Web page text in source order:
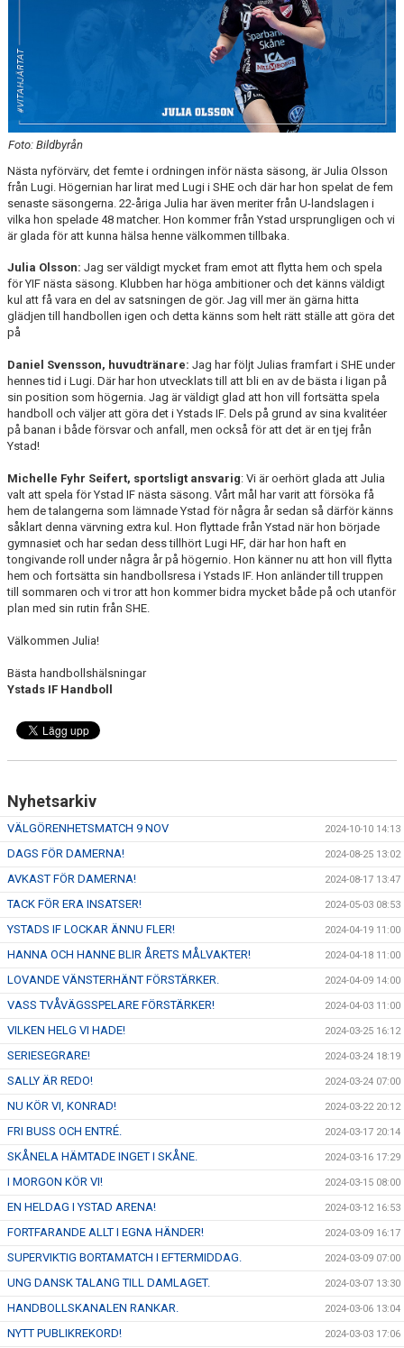
Foto: Bildbyrån
Nästa nyförvärv, det femte i ordningen inför nästa säsong, är Julia Olsson
från Lugi. Högernian har lirat med Lugi i SHE och där har hon spelat de fem
senaste säsongerna. 22-åriga Julia har även meriter från U-landslagen i
vilka hon spelade 48 matcher. Hon kommer från Ystad ursprungligen och vi
är glada för att kunna hälsa henne välkommen tillbaka.
Julia Olsson: Jag ser väldigt mycket fram emot att flytta hem och spela
för YIF nästa säsong. Klubben har höga ambitioner och det känns väldigt
kul att få vara en del av satsningen de gör. Jag vill mer än gärna hitta
glädjen till handbollen igen och detta känns som helt rätt ställe att göra det
på
Daniel Svensson, huvudtränare: Jag har följt Julias framfart i SHE under
hennes tid i Lugi. Där har hon utvecklats till att bli en av de bästa i ligan på
sin position som högernia. Jag är väldigt glad att hon vill fortsätta spela
handboll och väljer att göra det i Ystads IF. Dels på grund av sina kvalitéer
på banan i både försvar och anfall, men också för att det är en tjej från
Ystad!
Michelle Fyhr Seifert, sportsligt ansvarig: Vi är oerhört glada att Julia
valt att spela för Ystad IF nästa säsong. Vårt mål har varit att försöka få
hem de talangerna som lämnade Ystad för några år sedan så därför känns
såklart denna värvning extra kul. Hon flyttade från Ystad när hon började
gymnasiet och har sedan dess tillhört Lugi HF, där har hon haft en
tongivande roll under några år på högernio. Hon känner nu att hon vill flytta
hem och fortsätta sin handbollsresa i Ystads IF. Hon anländer till truppen
till sommaren och vi tror att hon kommer bidra mycket både på och utanför
plan med sin rutin från SHE.
Välkommen Julia!
Bästa handbollshälsningar
Ystads IF Handboll
Nyhetsarkiv
VÄLGÖRENHETSMATCH 9 NOV 2024-10-10 14:13
DAGS FÖR DAMERNA! 2024-08-25 13:02
AVKAST FÖR DAMERNA! 2024-08-17 13:47
TACK FÖR ERA INSATSER! 2024-05-03 08:53
YSTADS IF LOCKAR ÄNNU FLER! 2024-04-19 11:00
HANNA OCH HANNE BLIR ÅRETS MÅLVAKTER! 2024-04-18 11:00
LOVANDE VÄNSTERHÄNT FÖRSTÄRKER. 2024-04-09 14:00
VASS TVÅVÄGSSPELARE FÖRSTÄRKER! 2024-04-03 11:00
VILKEN HELG VI HADE! 2024-03-25 16:12
SERIESEGRARE! 2024-03-24 18:19
SALLY ÄR REDO! 2024-03-24 07:00
NU KÖR VI, KONRAD! 2024-03-22 20:12
FRI BUSS OCH ENTRÉ. 2024-03-17 20:14
SKÅNELA HÄMTADE INGET I SKÅNE. 2024-03-16 17:29
I MORGON KÖR VI! 2024-03-15 08:00
EN HELDAG I YSTAD ARENA! 2024-03-12 16:53
FORTFARANDE ALLT I EGNA HÄNDER! 2024-03-09 16:17
SUPERVIKTIG BORTAMATCH I EFTERMIDDAG. 2024-03-09 07:00
UNG DANSK TALANG TILL DAMLAGET. 2024-03-07 13:30
HANDBOLLSKANALEN RANKAR. 2024-03-06 13:04
NYTT PUBLIKREKORD! 2024-03-03 17:06